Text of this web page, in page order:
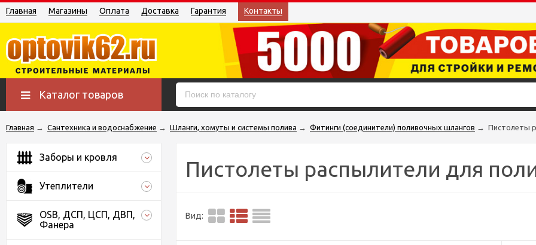
Главная Магазины Оплата Доставка Гарантия Контакты
Каталог товаров
Главная → Сантехника и водоснабжение → Шланги, хомуты и системы полива → Фитинги (соединители) поливочных шлангов → Пистолеты
Заборы и кровля
Утеплители
OSB, ДСП, ЦСП, ДВП,
Фанера
Пистолеты распылители для
Вид: